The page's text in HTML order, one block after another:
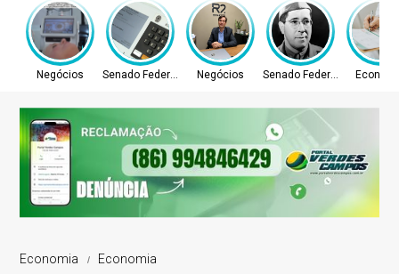
Negócios Senado Federal Negócios Senado Federal
Economia Economia